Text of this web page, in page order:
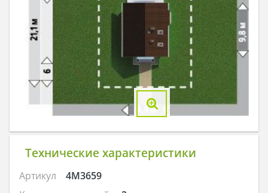
Технические характеристики
Артикул
4M3659